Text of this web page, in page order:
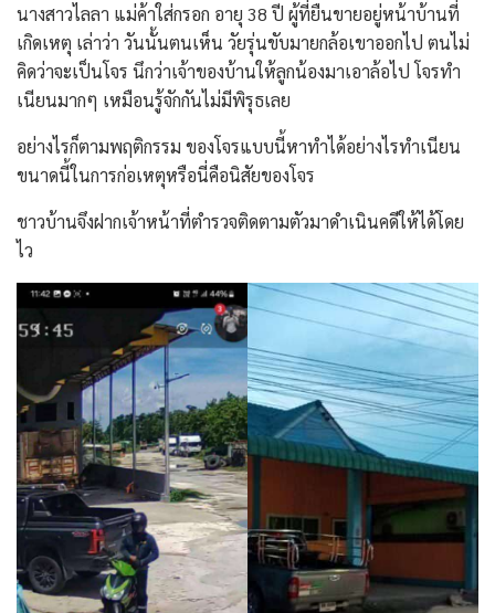
นางสาวไลลา แม่ค้าใส่กรอก อายุ 38 ปี ผู้ที่ยืนขายอยู่หน้าบ้านที่
เกิดเหตุ เล่าว่า วันนั้นตนเห็น วัยรุ่นขับมายกล้อเขาออกไป ตนไม่
คิดว่าจะเป็นโจร นึกว่าเจ้าของบ้านให้ลูกน้องมาเอาล้อไป โจรทำ
เนียนมากๆ เหมือนรู้จักกันไม่มีพิรุธเลย
อย่างไรก็ตามพฤติกรรม ของโจรแบบนี้หาทำได้อย่างไรทำเนียน
ขนาดนี้ในการก่อเหตุหรือนี่คือนิสัยของโจร
ชาวบ้านจึงฝากเจ้าหน้าที่ตำรวจติดตามตัวมาดำเนินคดีให้ได้โดย
ไว